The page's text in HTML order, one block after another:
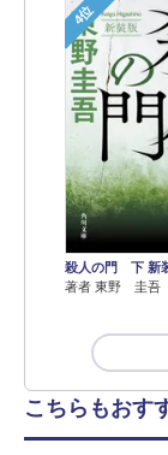
4位
殺人の門 下 新
著者 東野 圭吾
こちらもおす